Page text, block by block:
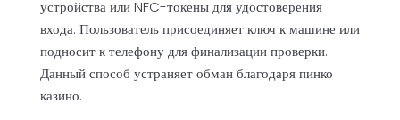
устройства или NFC-токены для удостоверения
входа. Пользователь присоединяет ключ к машине или
подносит к телефону для финализации проверки.
Данный способ устраняет обман благодаря пинко
казино.